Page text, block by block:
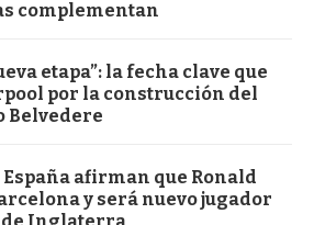
complementan
etapa”: la fecha clave que
por la construcción del
Belvedere
España afirman que Ronald
y será nuevo jugador